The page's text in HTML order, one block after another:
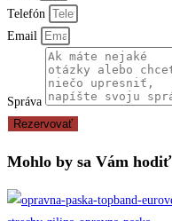
Telefón
Email
Správa
Rezervovať
Mohlo by sa Vám hodiť